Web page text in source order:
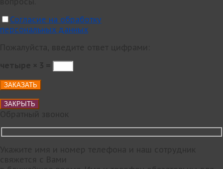
Согласие на обработку
персональных данных
ЗАКРЫТЬ